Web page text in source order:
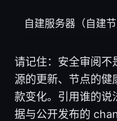
自建服务器（自建节
请记住：安全审阅不
源的更新、节点的健
款变化。引用谁的说
据与公开发布的